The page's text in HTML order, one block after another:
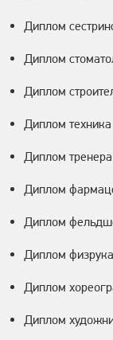
Диплом
Диплом
Диплом
Диплом техника
Диплом
Диплом
Диплом
Диплом физрука
Диплом
Диплом